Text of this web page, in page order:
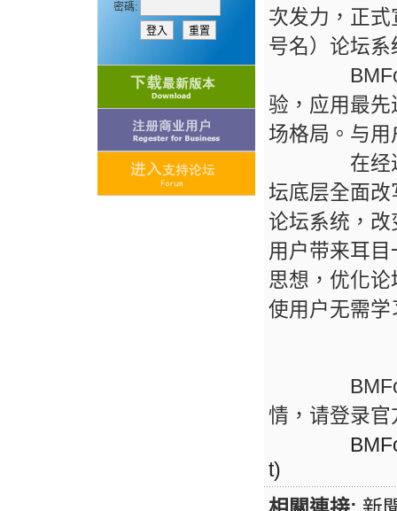
密碼:
次发力，正式
号名）论坛系
BMForum
验，应用最
场格局。与
在经过近1
坛底层全面
论坛系统，
用户带来耳
思想，优化
使用户无需
BMForum
情，请登录官
t)